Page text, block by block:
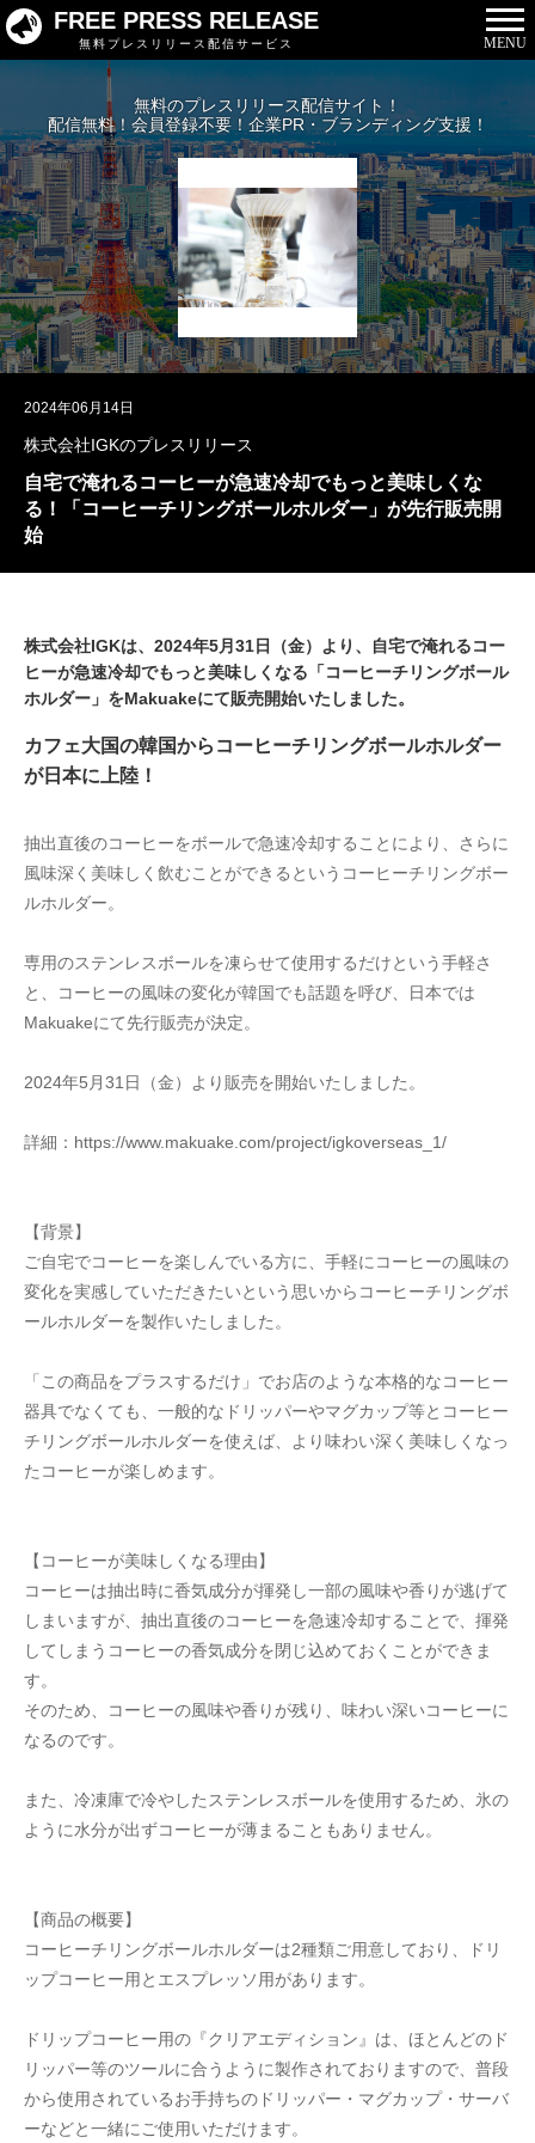
FREE PRESS RELEASE
無料プレスリリース配信サービス MENU
無料のプレスリリース配信サイト！
配信無料！会員登録不要！企業PR・ブランディング支援！
2024年06月14日
株式会社IGKのプレスリリース
自宅で淹れるコーヒーが急速冷却でもっと美味しくな
る！「コーヒーチリングボールホルダー」が先行販売開
始
株式会社IGKは、2024年5月31日（金）より、自宅で淹れるコー
ヒーが急速冷却でもっと美味しくなる「コーヒーチリングボール
ホルダー」をMakuakeにて販売開始いたしました。
カフェ大国の韓国からコーヒーチリングボールホルダー
が日本に上陸！
抽出直後のコーヒーをボールで急速冷却することにより、さらに
風味深く美味しく飲むことができるというコーヒーチリングボー
ルホルダー。
専用のステンレスボールを凍らせて使用するだけという手軽さ
と、コーヒーの風味の変化が韓国でも話題を呼び、日本では
Makuakeにて先行販売が決定。
2024年5月31日（金）より販売を開始いたしました。
詳細：https://www.makuake.com/project/igkoverseas_1/
【背景】
ご自宅でコーヒーを楽しんでいる方に、手軽にコーヒーの風味の
変化を実感していただきたいという思いからコーヒーチリングボ
ールホルダーを製作いたしました。
「この商品をプラスするだけ」でお店のような本格的なコーヒー
器具でなくても、一般的なドリッパーやマグカップ等とコーヒー
チリングボールホルダーを使えば、より味わい深く美味しくなっ
たコーヒーが楽しめます。
【コーヒーが美味しくなる理由】
コーヒーは抽出時に香気成分が揮発し一部の風味や香りが逃げて
しまいますが、抽出直後のコーヒーを急速冷却することで、揮発
してしまうコーヒーの香気成分を閉じ込めておくことができま
す。
そのため、コーヒーの風味や香りが残り、味わい深いコーヒーに
なるのです。
また、冷凍庫で冷やしたステンレスボールを使用するため、氷の
ように水分が出ずコーヒーが薄まることもありません。
【商品の概要】
コーヒーチリングボールホルダーは2種類ご用意しており、ドリ
ップコーヒー用とエスプレッソ用があります。
ドリップコーヒー用の『クリアエディション』は、ほとんどのド
リッパー等のツールに合うように製作されておりますので、普段
から使用されているお手持ちのドリッパー・マグカップ・サーバ
ーなどと一緒にご使用いただけます。